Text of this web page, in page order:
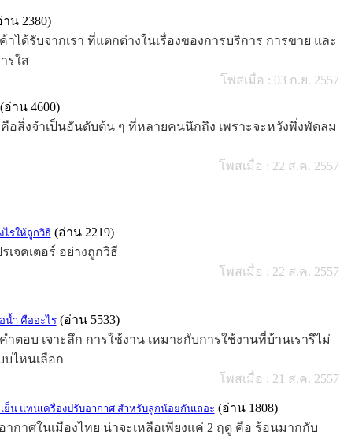
าน 2380)
ได้รับจากเรา ที่แตกต่างในเรื่องของการบริการ การขาย และ
รใส
โพสเมื่อ : 03 ก.ย. 2557
าน 4600)
อสิ่งจำเป็นอันดับต้น ๆ ที่หลายคนนึกถึง เพราะจะหวังพึ่งพัดลม
โพสเมื่อ : 22 ส.ค. 2557
ไรให้ถูกวิธี (อ่าน 2219)
เจคเตอร์ อย่างถูกวิธี
โพสเมื่อ : 22 ส.ค. 2557
น้ำ คืออะไร(อ่าน 5533)
ำตอบ เจาะลึก การใช้งาน เหมาะกับการใช้งานที่บ้านเรารึไม่
บไหนเลือก
โพสเมื่อ : 21 ส.ค. 2557
ย็น แทนเครื่องปรับอากาศ สำหรับลูกน้อยกันเถอะ (อ่าน 1808)
กาศในเมืองไทย น่าจะเหลือเพียงแค่ 2 ฤดู คือ ร้อนมากกับ